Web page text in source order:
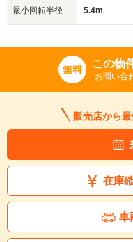
最小回転半径 5.4m
無料 この物
お問い合
販売店から
在庫
車